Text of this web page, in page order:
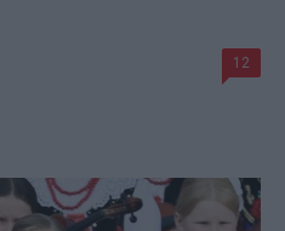
12